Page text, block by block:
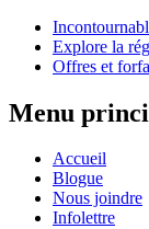
Explore la
Offres et
Menu
Accueil
Blogue
Nous joindre
Infolettre